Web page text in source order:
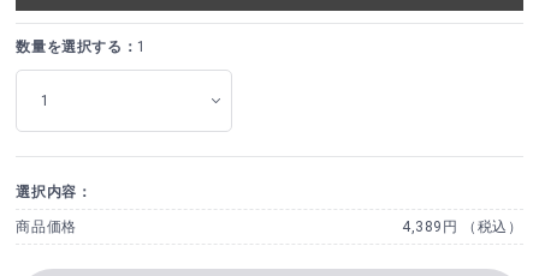
数量を選択する： 1
選択内容：
商品価格 4,389円 （税込）